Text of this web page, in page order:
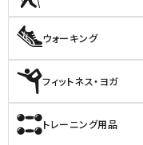
ウォーキング
フィットネス・ヨガ
トレーニング用品